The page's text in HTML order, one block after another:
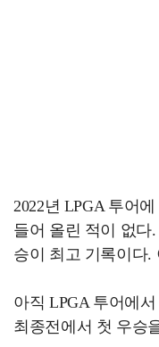
2022년 LPGA 투어
들어 올린 적이 없다
승이 최고 기록이다.
아직 LPGA 투어에
최종전에서 첫 우승